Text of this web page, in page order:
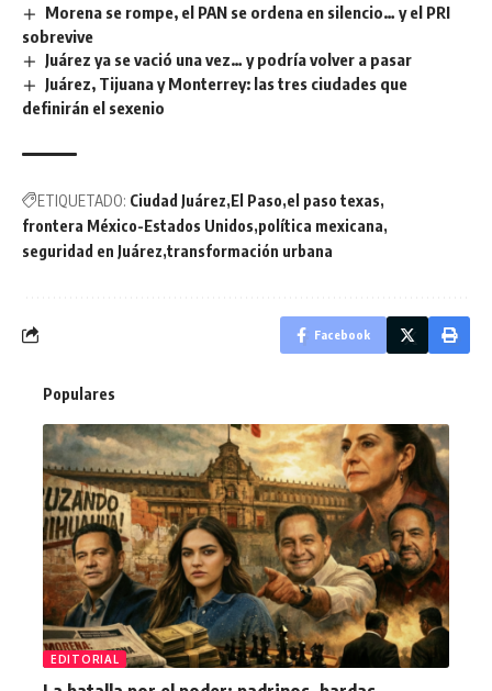
Morena se rompe, el PAN se ordena en silencio… y el PRI
sobrevive
Juárez ya se vació una vez… y podría volver a pasar
Juárez, Tijuana y Monterrey: las tres ciudades que
definirán el sexenio
ETIQUETADO: Ciudad Juárez El Paso el paso texas
frontera México-Estados Unidos política mexicana
seguridad en Juárez transformación urbana
Facebook
Populares
EDITORIAL